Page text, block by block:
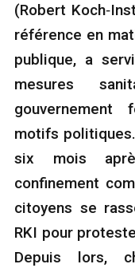
(Robert
référence en
publique, a
mesures
gouvernement
motifs
six mois
confinement
citoyens se
RKI pour
Depuis lors,